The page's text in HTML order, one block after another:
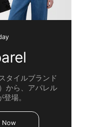
タイルブランド
から、アパレル
場。
Now